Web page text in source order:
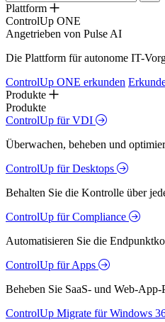
Plattform
ControlUp ONE
Angetrieben von Pulse AI
Die Plattform für autonome IT-
ControlUp ONE erkunden
Produkte
Produkte
ControlUp für VDI
Überwachen, beheben und
ControlUp für Desktops
Behalten Sie die Kontrolle über
ControlUp für Compliance
Automatisieren Sie die
ControlUp für Apps
Beheben Sie SaaS- und Web-
ControlUp Migrate für Windows